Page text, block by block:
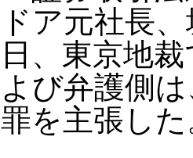
ドア元社長
日、東京地
よび弁護側
罪を主張し